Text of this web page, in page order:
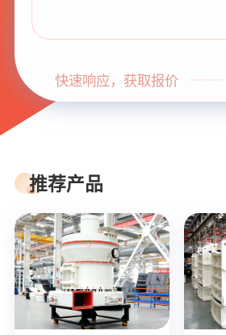
快速响应，获取报价
推荐产品